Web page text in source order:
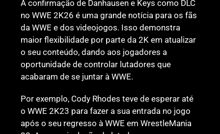
A confirmação de Danhausen e Keys como DLC
no WWE 2K26 é uma grande notícia para os fãs
da WWE e dos videojogos. Isso demonstra
maior flexibilidade por parte da 2K em atualizar
o seu conteúdo, dando aos jogadores a
oportunidade de controlar lutadores que
acabaram de se juntar à WWE.
Por exemplo, Cody Rhodes teve de esperar até
o WWE 2K23 para fazer a sua entrada no jogo
após o seu regresso à WWE em WrestleMania